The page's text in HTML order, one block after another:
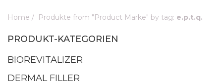
ZUM WARENKORB
WEITER EINKAUFEN
Home / Produkte from "Product Marke" by tag: e.p.t.q.
PRODUKT-KATEGORIEN
BIOREVITALIZER
DERMAL FILLER